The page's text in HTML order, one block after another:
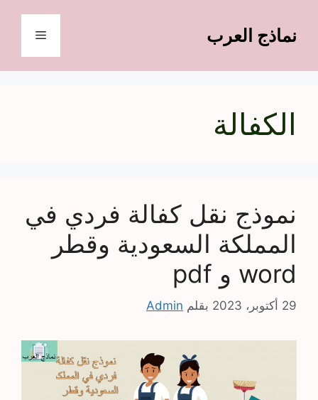
المحتوىنماذج العرب القائمة
الكفالة
نموذج نقل كفالة فردي في
المملكة السعودية وقطر
word و pdf
29 أكتوبر، 2023 بقلم Admin